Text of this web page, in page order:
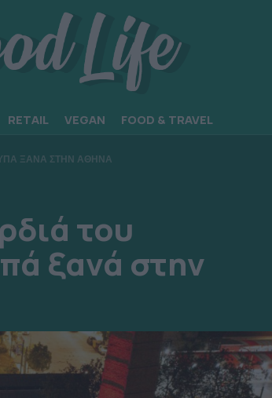
RETAIL VEGAN FOOD & TRAVEL
ΞΑΝΑ ΣΤΗΝ ΑΘΗΝΑ
του
ξανά στην